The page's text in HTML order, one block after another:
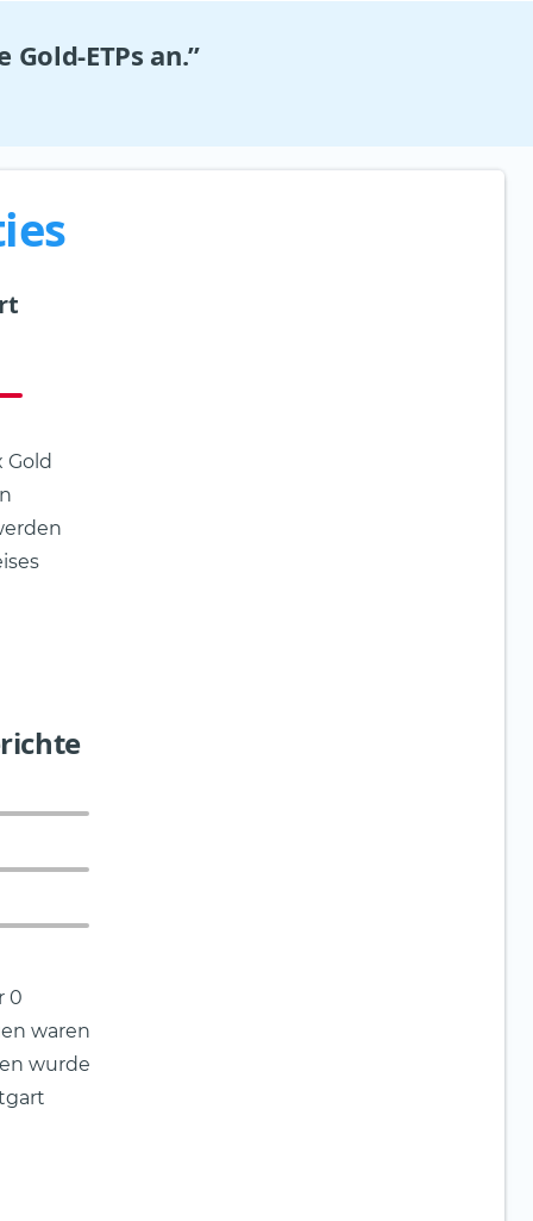
ETPs an.”
0
waren
wurde